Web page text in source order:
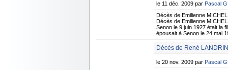
le 11 déc. 2009 par Pascal
Décès de Emilienne
Décès de Emilienne
Senon le 9 juin 1927 était la
épousait à Senon le 24 mai
Décès de René
le 20 nov. 2009 par Pascal